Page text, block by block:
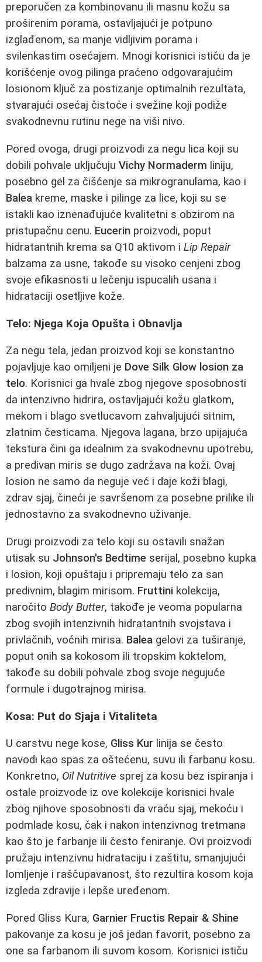
preporučen za kombinovanu ili masnu kožu sa
proširenim porama, ostavljajući je potpuno
izglađenom, sa manje vidljivim porama i
svilenkastim osećajem. Mnogi korisnici ističu da je
korišćenje ovog pilinga praćeno odgovarajućim
losionom ključ za postizanje optimalnih rezultata,
stvarajući osećaj čistoće i svežine koji podiže
svakodnevnu rutinu nege na viši nivo.
Pored ovoga, drugi proizvodi za negu lica koji su
dobili pohvale uključuju Vichy Normaderm liniju,
posebno gel za čišćenje sa mikrogranulama, kao i
Balea kreme, maske i pilinge za lice, koji su se
istakli kao iznenađujuće kvalitetni s obzirom na
pristupačnu cenu. Eucerin proizvodi, poput
hidratantnih krema sa Q10 aktivom i Lip Repair
balzama za usne, takođe su visoko cenjeni zbog
svoje efikasnosti u lečenju ispucalih usana i
hidrataciji osetljive kože.
Telo: Njega Koja Opušta i Obnavlja
Za negu tela, jedan proizvod koji se konstantno
pojavljuje kao omiljeni je Dove Silk Glow losion za
telo. Korisnici ga hvale zbog njegove sposobnosti
da intenzivno hidrira, ostavljajući kožu glatkom,
mekom i blago svetlucavom zahvaljujući sitnim,
zlatnim česticama. Njegova lagana, brzo upijajuća
tekstura čini ga idealnim za svakodnevnu upotrebu,
a predivan miris se dugo zadržava na koži. Ovaj
losion ne samo da neguje već i daje koži blagi,
zdrav sjaj, čineći je savršenom za posebne prilike ili
jednostavno za svakodnevno uživanje.
Drugi proizvodi za telo koji su ostavili snažan
utisak su Johnson's Bedtime serijal, posebno kupka
i losion, koji opuštaju i pripremaju telo za san
predivnim, blagim mirisom. Fruttini kolekcija,
naročito Body Butter, takođe je veoma popularna
zbog svojih intenzivnih hidratantnih svojstava i
privlačnih, voćnih mirisa. Balea gelovi za tuširanje,
poput onih sa kokosom ili tropskim koktelom,
takođe su dobili pohvale zbog svoje negujuće
formule i dugotrajnog mirisa.
Kosa: Put do Sjaja i Vitaliteta
U carstvu nege kose, Gliss Kur linija se često
navodi kao spas za oštećenu, suvu ili farbanu kosu.
Konkretno, Oil Nutritive sprej za kosu bez ispiranja i
ostale proizvode iz ove kolekcije korisnici hvale
zbog njihove sposobnosti da vraću sjaj, mekoću i
podmlade kosu, čak i nakon intenzivnog tretmana
kao što je farbanje ili često feniranje. Ovi proizvodi
pružaju intenzivnu hidrataciju i zaštitu, smanjujući
lomljenje i raščupavanost, što rezultira kosom koja
izgleda zdravije i lepše uređenom.
Pored Gliss Kura, Garnier Fructis Repair & Shine
pakovanje za kosu je još jedan favorit, posebno za
one sa farbanom ili suvom kosom. Korisnici ističu